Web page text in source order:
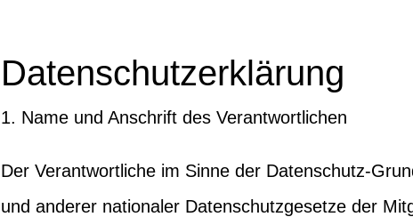
Datenschutzerklärung
1. Name und Anschrift des Verantwortlichen
Der Verantwortliche im Sinne der Datenschutz-
und anderer nationaler Datenschutzgesetze der